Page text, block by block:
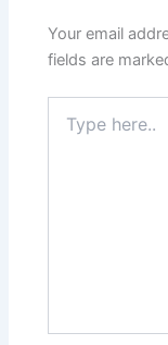
Your email
fields are
here..